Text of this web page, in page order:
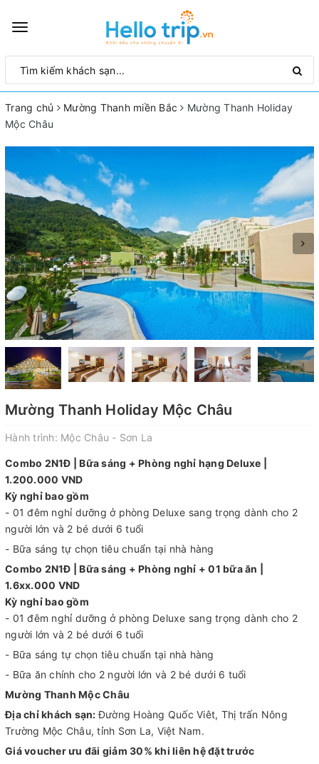
Toggle
Trang chủ Mường Thanh miền Bắc
Mường Thanh Holiday
Mộc Châu
Mường Thanh Holiday Mộc Châu
Hành trình: Mộc Châu - Sơn La
Combo 2N1Đ | Bữa sáng + Phòng nghỉ hạng Deluxe |
1.200.000 VND
Kỳ nghỉ bao gồm
- 01 đêm nghỉ dưỡng ở phòng Deluxe sang trọng dành cho 2
người lớn và 2 bé dưới 6 tuổi
- Bữa sáng tự chọn tiêu chuẩn tại nhà hàng
Combo 2N1Đ | Bữa sáng + Phòng nghỉ + 01 bữa ăn |
1.6xx.000 VND
Kỳ nghỉ bao gồm
- 01 đêm nghỉ dưỡng ở phòng Deluxe sang trọng dành cho 2
người lớn và 2 bé dưới 6 tuổi
- Bữa sáng tự chọn tiêu chuẩn tại nhà hàng
- Bữa ăn chính cho 2 người lớn và 2 bé dưới 6 tuổi
Mường Thanh Mộc Châu
Địa chỉ khách sạn:Đường Hoàng Quốc Viêt, Thị trấn Nông
Trường Mộc Châu, tỉnh Sơn La, Việt Nam.
Giá voucher ưu đãi giảm 30% khi liên hệ đặt trước